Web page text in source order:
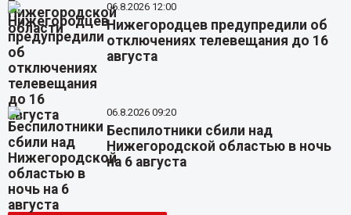
06.8.2026 12:00
Нижегородцев предупредили об
отключениях телевещания до 16
августа
06.8.2026 09:20
Беспилотники сбили над
Нижегородской областью в ночь
на 6 августа